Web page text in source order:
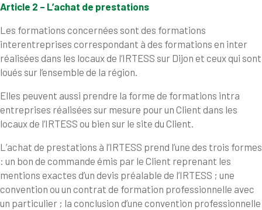
Article 2 – L’achat de prestations
Les formations concernées sont des formations
interentreprises correspondant à des formations en inter
réalisées dans les locaux de l’IRTESS sur Dijon et ceux qui sont
loués sur l’ensemble de la région.
Elles peuvent aussi prendre la forme de formations intra
entreprises réalisées sur mesure pour un Client dans les
locaux de l’IRTESS ou bien sur le site du Client.
L’achat de prestations à l’IRTESS prend l’une des trois formes
: un bon de commande émis par le Client reprenant les
mentions exactes d’un devis préalable de l’IRTESS ; une
convention ou un contrat de formation professionnelle avec
un particulier ; la conclusion d’une convention professionnelle